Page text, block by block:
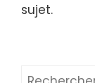
sujet.
Rechercher :